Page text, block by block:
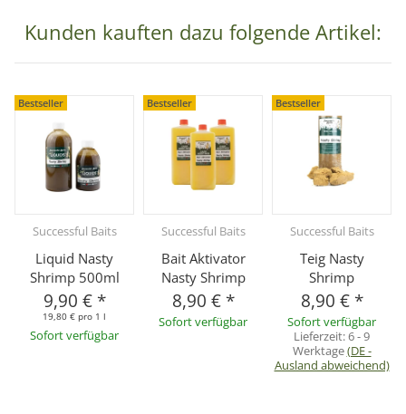
Kunden kauften dazu folgende Artikel:
Bestseller
Successful Baits
Liquid Nasty
Shrimp 500ml
9,90 € *
19,80 € pro 1 l
Sofort verfügbar
Bestseller
Successful Baits
Bait Aktivator
Nasty Shrimp
8,90 € *
Sofort verfügbar
Bestseller
Successful Baits
Teig Nasty
Shrimp
8,90 € *
Sofort verfügbar
Lieferzeit:6 - 9
Werktage(DE -
Ausland abweichend)